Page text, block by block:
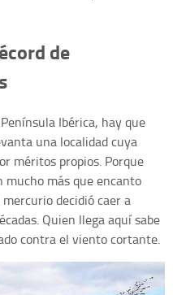
de
Ibérica, hay que
una localidad cuya
méritos propios. Porque
mucho más que encanto
decidió caer a
Quien llega aquí sabe
contra el viento cortante.